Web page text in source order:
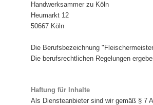
Handwerksammer zu Köln
Heumarkt 12
50667 Köln
Die Berufsbezeichnung
Die berufsrechtlichen Regelungen
Haftung für Inhalte
Als Diensteanbieter sind wir gemäß § 7